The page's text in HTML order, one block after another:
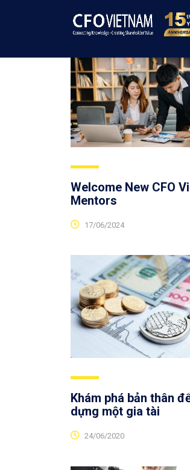
Welcome New CFO
Mentors
17/06/2024
Khám phá bản thân
dựng một gia tài
24/06/2020